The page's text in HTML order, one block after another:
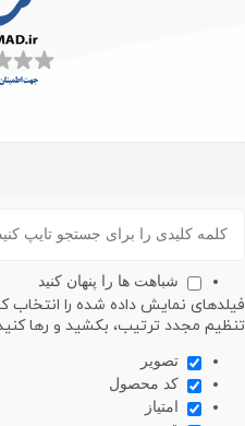
شباهت ها را پنهان کنید
نمایش داده شده را انتخاب
مجدد ترتیب، بکشید و رها کنید.
تصویر
کد محصول
امتیاز